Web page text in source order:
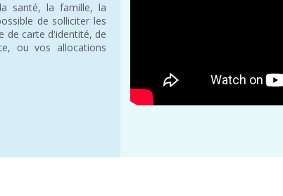
santé, la famille, la
de solliciter les
de carte d'identité, de
ou vos allocations